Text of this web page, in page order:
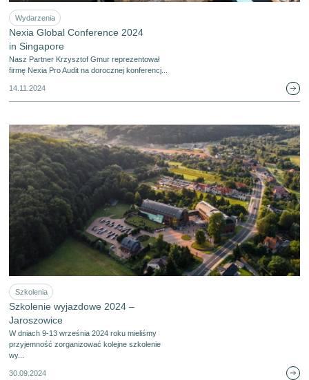
Wydarzenia
Nexia Global Conference 2024
in Singapore
Nasz Partner Krzysztof Gmur reprezentował
firmę Nexia Pro Audit na dorocznej konferencj...
14.11.2024
Szkolenia
Szkolenie wyjazdowe 2024 –
Jaroszowice
W dniach 9-13 września 2024 roku mieliśmy
przyjemność zorganizować kolejne szkolenie
wy...
30.09.2024